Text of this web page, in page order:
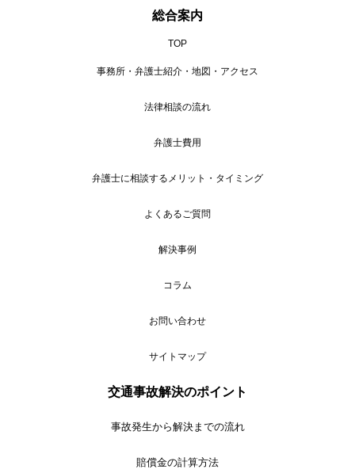
総合案内
TOP
事務所・弁護士紹介・地図・アクセス
法律相談の流れ
弁護士費用
弁護士に相談するメリット・タイミング
よくあるご質問
解決事例
コラム
お問い合わせ
サイトマップ
交通事故解決のポイント
事故発生から解決までの流れ
賠償金の計算方法